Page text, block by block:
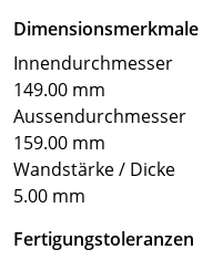
Dimensionsmerkmale
Innendurchmesser
149.00 mm
Aussendurchmesser
159.00 mm
Wandstärke / Dicke
5.00 mm
Fertigungstoleranzen